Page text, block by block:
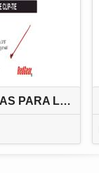
ABRAZADERAS PARA LHD PAQUETE DE 100 UNIDADES